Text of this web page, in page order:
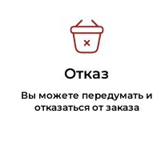
Отказ
Вы можете передумать и
отказаться от заказа